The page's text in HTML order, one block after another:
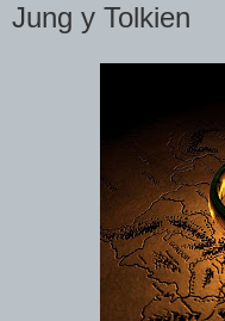
Jung y Tolkien